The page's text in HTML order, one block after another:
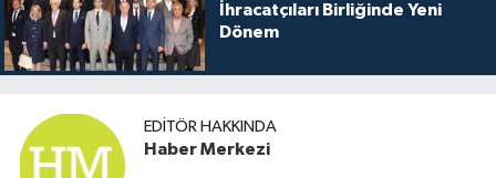
İhracatçıları Birliğinde Yeni
Dönem
EDITÖR HAKKINDA
Haber Merkezi